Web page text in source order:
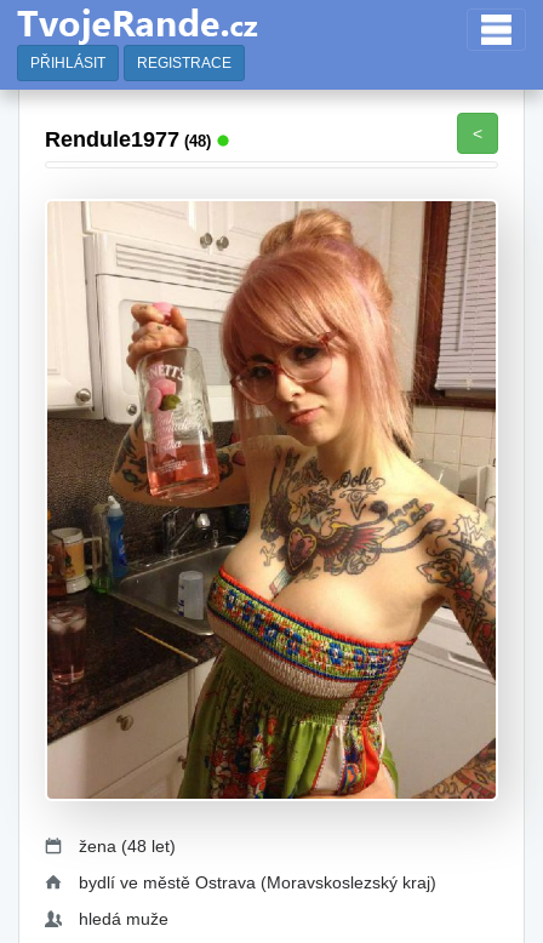
PŘIHLÁSIT REGISTRACE
Rendule1977 (48) <
žena (48 let)
bydlí ve městě Ostrava (Moravskoslezský kraj)
hledá muže